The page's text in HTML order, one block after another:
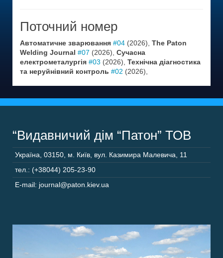
Поточний номер
Автоматичне зварювання #04 (2026), The Paton
Welding Journal #07 (2026), Сучасна
електрометалургія #03 (2026), Технічна діагностика
та неруйнівний контроль #02 (2026),
“Видавничий дім “Патон” ТОВ
Україна 03150 м. Київ, вул. Казимира Малевича, 11
тел.: (+38044) 205-23-90
E-mail: journal@paton.kiev.ua